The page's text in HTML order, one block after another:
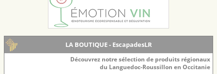
LA BOUTIQUE - EscapadesLR
Découvrez notre sélection de produits régionaux
du Languedoc-Roussillon en Occitanie